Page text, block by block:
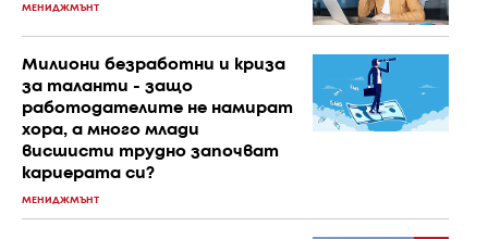
МЕНИДЖМЪНТ
Милиони безработни и криза
за таланти - защо
работодателите не намират
хора, а много млади
висшисти трудно започват
кариерата си?
МЕНИДЖМЪНТ